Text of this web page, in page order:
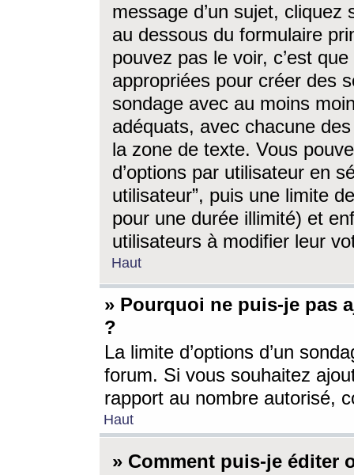
message d’un sujet, cliquez
au dessous du formulaire
pouvez pas le voir, c’est
appropriées pour créer des
sondage avec au moins
adéquats, avec chacune
la zone de texte. Vous
d’options par utilisateur en
utilisateur”, puis une limite
pour une durée illimité) et
utilisateurs à modifier leur
Haut
» Pourquoi ne puis-je pas
?
La limite d’options d’un
forum. Si vous souhaitez
rapport au nombre autorisé,
Haut
» Comment puis-je éditer